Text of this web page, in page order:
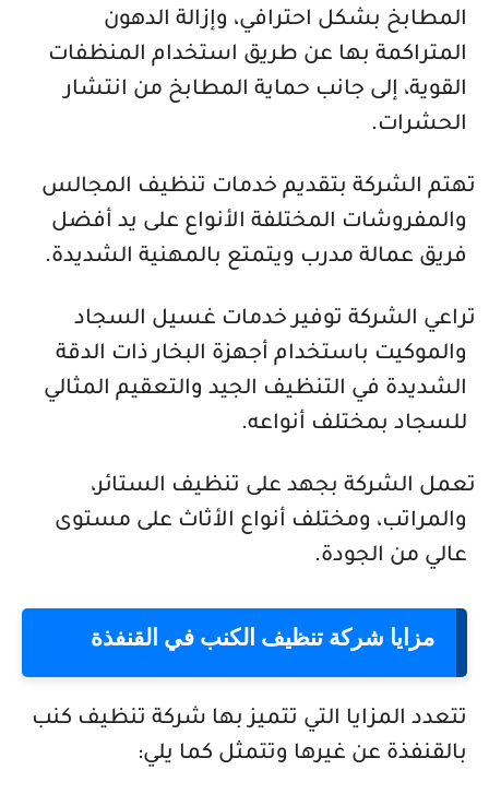
المطابخ بشكل احترافي، وإزالة الدهون
المتراكمة بها عن طريق استخدام المنظفات
القوية، إلى جانب حماية المطابخ من انتشار
الحشرات.
تهتم الشركة بتقديم خدمات تنظيف المجالس
والمفروشات المختلفة الأنواع على يد أفضل
فريق عمالة مدرب ويتمتع بالمهنية الشديدة.
تراعي الشركة توفير خدمات غسيل السجاد
والموكيت باستخدام أجهزة البخار ذات الدقة
الشديدة في التنظيف الجيد والتعقيم المثالي
للسجاد بمختلف أنواعه.
تعمل الشركة بجهد على تنظيف الستائر،
والمراتب، ومختلف أنواع الأثاث على مستوى
عالي من الجودة.
مزايا شركة تنظيف الكنب في القنفذة
تتعدد المزايا التي تتميز بها شركة تنظيف كنب
بالقنفذة عن غيرها وتتمثل كما يلي: